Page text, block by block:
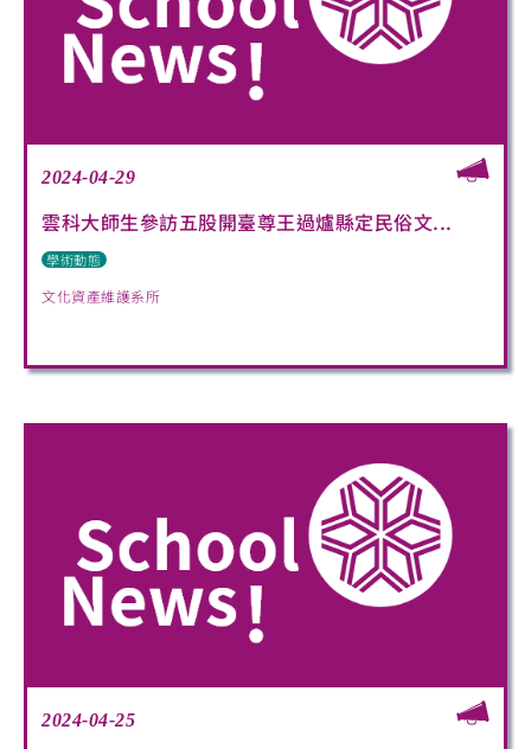
2024-04-29
雲科大師生參訪五股開臺尊王過爐縣定民俗文...
學術動態
文化資產維護系所
2024-04-25